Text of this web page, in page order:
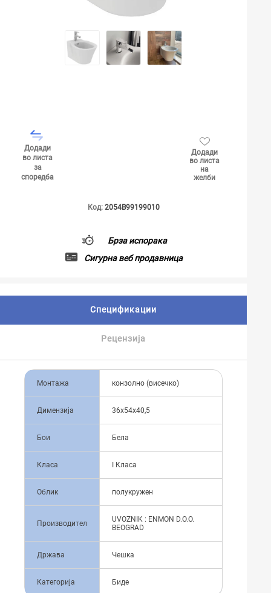
Додади
во листа
за
споредба
Додади
во листа
на
желби
Код: 2054B99199010
Брза испорака
Сигурна веб продавница
Спецификации
Рецензија
Монтажа конзолно (висечко)
Димензија 36x54x40,5
Бои Бела
Класа I Класа
Облик полукружен
Производител
UVOZNIK : ENMON D.O.O.
BEOGRAD
Држава Чешка
Категорија Биде